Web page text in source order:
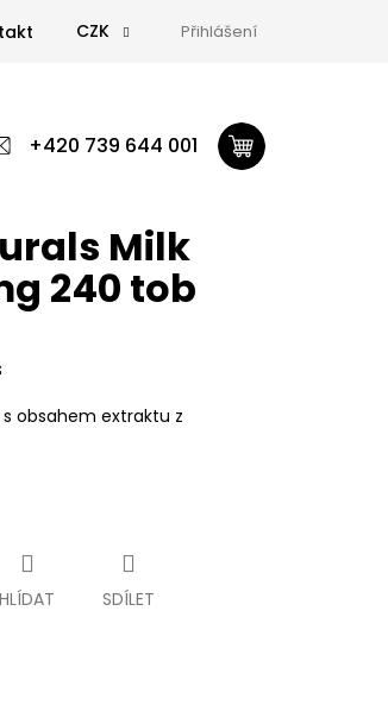
CZK Přihlášení
+420 739 644 001
výživa Doplňky GymTime Magazín
obsahem extraktu z
HLÍDAT SDÍLET
Milk
240 tob